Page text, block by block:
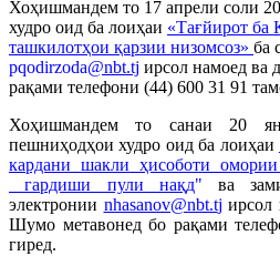
Хоҳишмандем то 17 апрели соли
худро оид ба лоиҳаи «Тағйирот ба
ташкилотҳои қарзии низомсоз» ба
pqodirzoda@nbt.tj ирсол намоед ва
рақами телефони (44) 600 31 91
Хоҳишмандем то санаи 20
пешниҳодҳои худро оид ба лоиҳаи
кардани шакли ҳисоботи
гардиши пули нақд"
ва
электронии nhasanov@nbt.tj ирсол
Шумо метавонед бо рақами
гиред.